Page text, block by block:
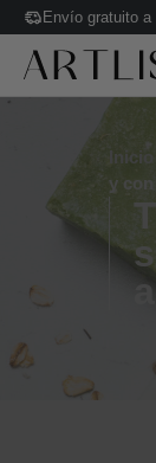
Envío gratuito
Inicio
y